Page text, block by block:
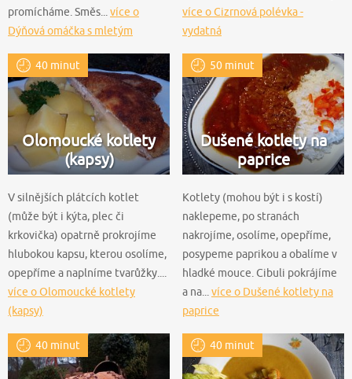
promícháme. Směs... více o
Dýňová omáčka s mletým
více o Cizrnová polévka -
vydatná
40 minut
Olomoucké kotlety
(kapsy)
V silnějších plátcích kotlet
(může být i kýta, plec či
krkovička) opatrně prokrojíme
hlubokou kapsu, kterou osolíme,
opepříme a naplníme tvarůžky....
více o Olomoucké kotlety
(kapsy)
50 minut
Dušené kotlety na
paprice
Kotlety (mohou být i s kostí)
naklepeme, po stranách
nakrojíme, osolíme, opepříme,
posypeme paprikou a obalíme v
hladké mouce. Cibuli pokrájíme
a na... více o Dušené kotlety na
paprice
40 minut 40 minut